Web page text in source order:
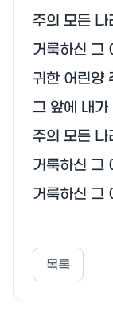
주의 모든 나
거룩하신 그
귀한 어린양
그 앞에 내가
주의 모든 나
거룩하신 그
거룩하신 그
목록